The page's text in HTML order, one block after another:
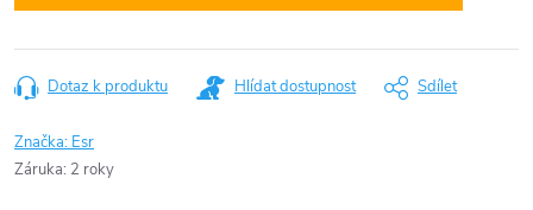
Dotaz k produktu Hlídat dostupnost Sdílet
Značka: Esr
Záruka: 2 roky